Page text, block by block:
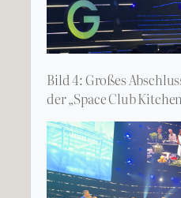
Bild 4: Großes
der „Space Club